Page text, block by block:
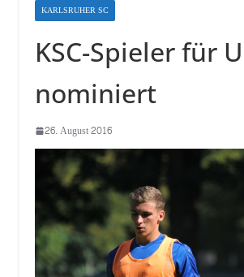
KARLSRUHER SC
KSC-Spieler für
nominiert
26. August 2016